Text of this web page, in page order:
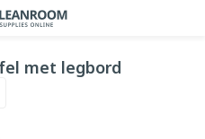
met legbord